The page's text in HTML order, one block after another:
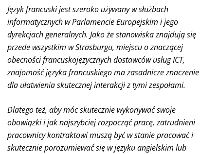
Język francuski jest szeroko używany w służbach
informatycznych w Parlamencie Europejskim i jego
dyrekcjach generalnych. Jako że stanowiska znajdują się
przede wszystkim w Strasburgu, miejscu o znaczącej
obecności francuskojęzycznych dostawców usług ICT,
znajomość języka francuskiego ma zasadnicze znaczenie
dla ułatwienia skutecznej interakcji z tymi zespołami.
Dlatego też, aby móc skutecznie wykonywać swoje
obowiązki i jak najszybciej rozpocząć pracę, zatrudnieni
pracownicy kontraktowi muszą być w stanie pracować i
skutecznie porozumiewać się w języku angielskim lub